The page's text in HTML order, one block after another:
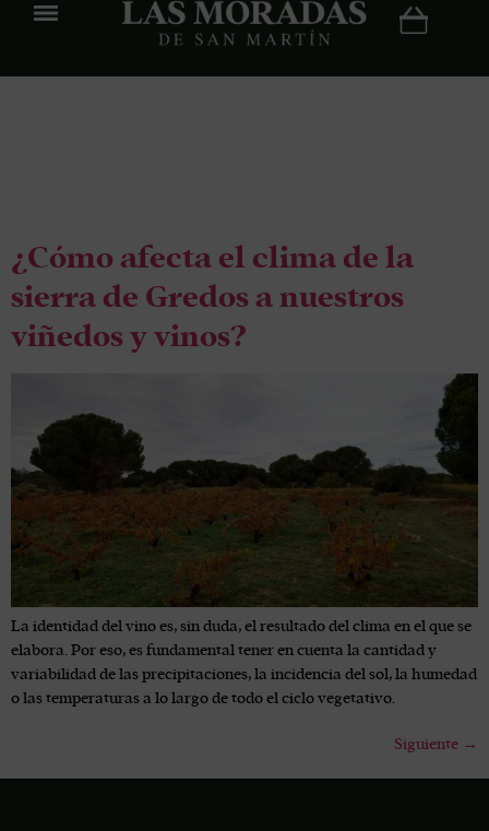
¿Cómo afecta el clima de la
sierra de Gredos a nuestros
viñedos y vinos?
La identidad del vino es, sin duda, el resultado del clima en el que se
elabora. Por eso, es fundamental tener en cuenta la cantidad y
variabilidad de las precipitaciones, la incidencia del sol, la humedad
o las temperaturas a lo largo de todo el ciclo vegetativo.
Siguiente →